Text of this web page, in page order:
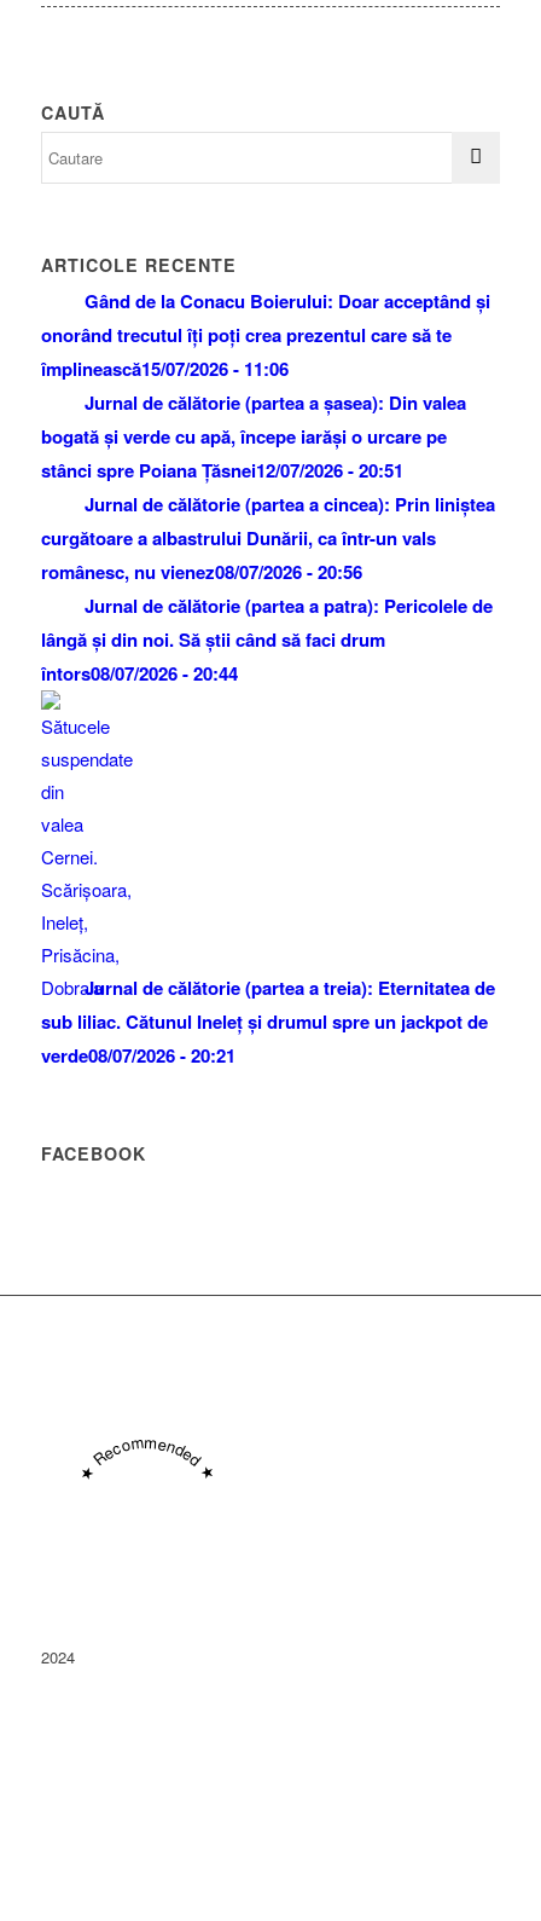
CAUTĂ
ARTICOLE RECENTE
Gând de la Conacu Boierului: Doar acceptând și
onorând trecutul îți poți crea prezentul care să te
împlinească15/07/2026 - 11:06
Jurnal de călătorie (partea a șasea): Din valea
bogată și verde cu apă, începe iarăși o urcare pe
stânci spre Poiana Țăsnei12/07/2026 - 20:51
Jurnal de călătorie (partea a cincea): Prin liniștea
curgătoare a albastrului Dunării, ca într-un vals
românesc, nu vienez08/07/2026 - 20:56
Jurnal de călătorie (partea a patra): Pericolele de
lângă și din noi. Să știi când să faci drum
întors08/07/2026 - 20:44
Jurnal de călătorie (partea a treia): Eternitatea de
sub liliac. Cătunul Ineleț și drumul spre un jackpot de
verde08/07/2026 - 20:21
FACEBOOK
★ Recommended ★
2024